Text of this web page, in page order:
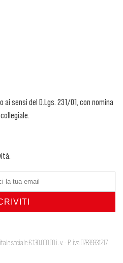
sensi del D.Lgs. 231/01, con nomina
sociale € 130.000,00 i. v. - P. iva 07839331217